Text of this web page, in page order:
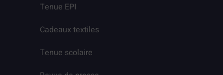
Tenue EPI
Cadeaux textiles
Tenue scolaire